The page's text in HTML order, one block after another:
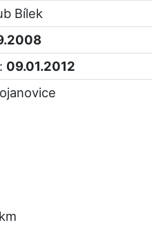
Bílek
09.01.2012